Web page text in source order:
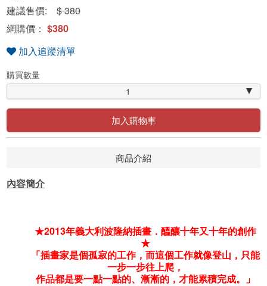
建議售價:$ 380
網購價：$380
加入追蹤清單
購買數量
1
加入購物車
商品介紹
內容簡介
★2013年義大利波隆納插畫．醞釀十年又十年的創作
★
「插畫家是個孤寂的工作，而這個工作就像登山，只能
一步一步往上爬，
作品都是要一點一點的、漸漸的，才能累積完成。」